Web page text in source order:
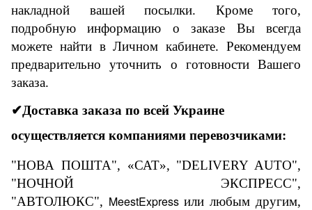
накладной вашей посылки. Кроме того,
подробную информацию о заказе Вы всегда
можете найти в Личном кабинете. Рекомендуем
предварительно уточнить о готовности Вашего
заказа.
✔Доставка заказа по всей Украине
осуществляется компаниями перевозчиками:
"НОВА ПОШТА", «САТ», "DELIVERY AUTO",
"НОЧНОЙ ЭКСПРЕСС",
"АВТОЛЮКС", MeestExpress или любым другим,